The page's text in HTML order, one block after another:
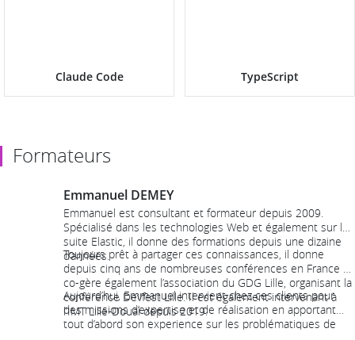
Claude Code TypeScript
Formateurs
Emmanuel DEMEY
Emmanuel est consultant et formateur depuis 2009.
Spécialisé dans les technologies Web et également sur la
suite Elastic, il donne des formations depuis une dizaine
d’années.
Toujours prêt à partager ces connaissances, il donne
depuis cinq ans de nombreuses conférences en France et
co-gère également l’association du GDG Lille, organisant la
conférence Devfest Lille. Il est également intervenant à
l’IMT Lille-Douai depuis 2019.
Aujourd’hui, Emmanuel intervient chez ces clients pour
des missions d’expertise et de réalisation en apportant
tout d’abord son experience sur les problématiques de